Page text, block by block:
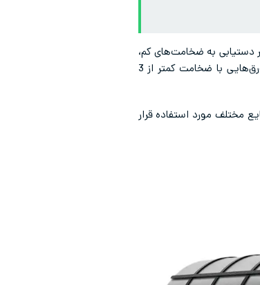
دستیابی به ضخامت‌های کم،
ورق تولید شده از این فرآیند کیفیت ابعادی و سطحی بسیار بهتری نسبت به ورق نورد گرم دارد. اغلب این فرآیند برای تولید ورق‌هایی با ضخامت کمتر از 3
مختلف مورد استفاده قرار